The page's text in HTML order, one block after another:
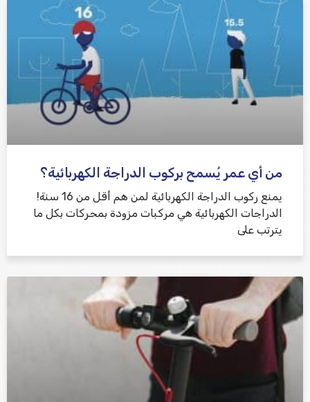
من أي عمر يُسمح بركوب الدراجة الكهربائية؟
يمنع ركوب الدراجة الكهربائية لمن هم أقل من 16 سنة!
الدراجات الكهربائية هي مركبات مزودة بمحركات بكل ما
يترتب على